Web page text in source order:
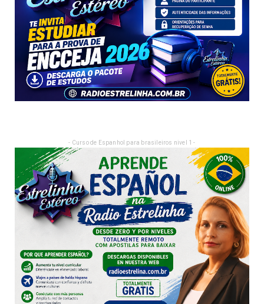
- Curso de Espanhol para brasileiros nivel 1 -